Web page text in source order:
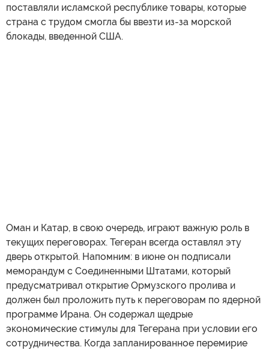
поставляли исламской республике товары, которые
страна с трудом смогла бы ввезти из-за морской
блокады, введенной США.
Оман и Катар, в свою очередь, играют важную роль в
текущих переговорах. Тегеран всегда оставлял эту
дверь открытой. Напомним: в июне он подписали
меморандум с Соединенными Штатами, который
предусматривал открытие Ормузского пролива и
должен был проложить путь к переговорам по ядерной
программе Ирана. Он содержал щедрые
экономические стимулы для Тегерана при условии его
сотрудничества. Когда запланированное перемирие